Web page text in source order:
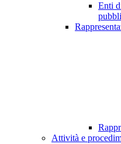
Enti
Attività e